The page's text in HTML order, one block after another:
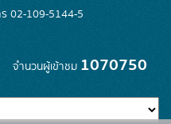
02-109-5144-5
จำนวนผู้เข้าชม 1070750